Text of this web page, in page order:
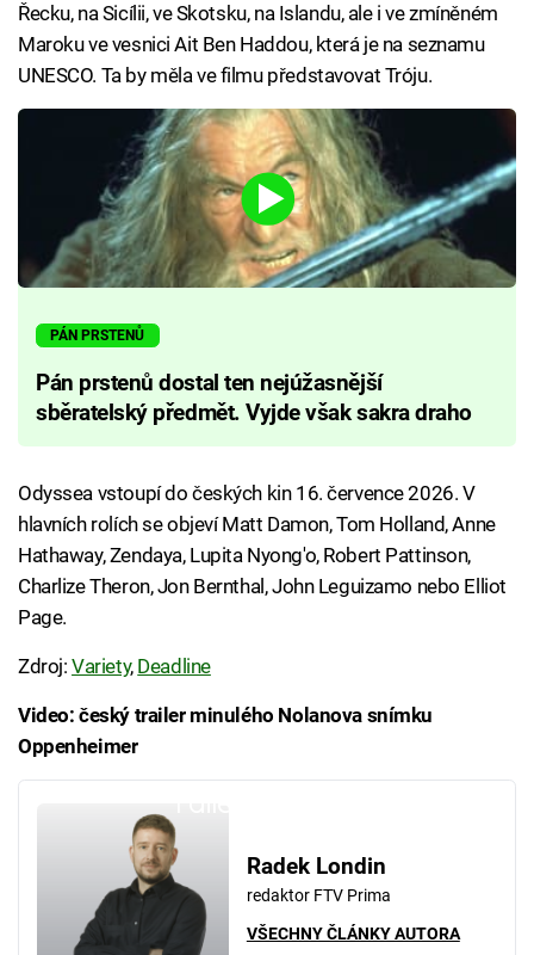
Řecku, na Sicílii, ve Skotsku, na Islandu, ale i ve zmíněném
Maroku ve vesnici Ait Ben Haddou, která je na seznamu
UNESCO. Ta by měla ve filmu představovat Tróju.
PÁN PRSTENŮ
Pán prstenů dostal ten nejúžasnější
sběratelský předmět. Vyjde však sakra draho
Odyssea vstoupí do českých kin 16. července 2026. V
hlavních rolích se objeví Matt Damon, Tom Holland, Anne
Hathaway, Zendaya, Lupita Nyong'o, Robert Pattinson,
Charlize Theron, Jon Bernthal, John Leguizamo nebo Elliot
Page.
Zdroj:Variety, Deadline
Video: český trailer minulého Nolanova snímku
Oppenheimer
Radek Londin
redaktor FTV Prima
VŠECHNY ČLÁNKY AUTORA